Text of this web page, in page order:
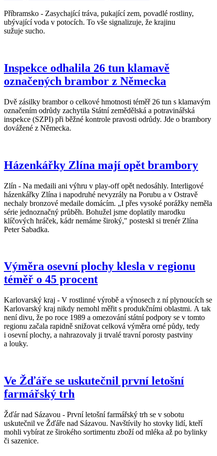
Příbramsko - Zasychající tráva, pukající zem, povadlé rostliny,
ubývající voda v potocích. To vše signalizuje, že krajinu
sužuje sucho.
Inspekce odhalila 26 tun klamavě
označených brambor z Německa
Dvě zásilky brambor o celkové hmotnosti téměř 26 tun s klamavým
označením odrůdy zachytila Státní zemědělská a potravinářská
inspekce (SZPI) při běžné kontrole pravosti odrůdy. Jde o brambory
dovážené z Německa.
Házenkářky Zlína mají opět brambory
Zlín - Na medaili ani výhru v play-off opět nedosáhly. Interligové
házenkářky Zlína i napodruhé nevyzrály na Porubu a v Ostravě
nechaly bronzové medaile domácím. „I přes vysoké porážky neměla
série jednoznačný průběh. Bohužel jsme doplatily marodku
klíčových hráček, kádr nemáme široký," posteskl si trenér Zlína
Peter Sabadka.
Výměra osevní plochy klesla v regionu
téměř o 45 procent
Karlovarský kraj - V rostlinné výrobě a výnosech z ní plynoucích se
Karlovarský kraj nikdy nemohl měřit s produkčními oblastmi. A tak
není divu, že po roce 1989 a omezování státní podpory se v tomto
regionu začala rapidně snižovat celková výměra orné půdy, tedy
i osevní plochy, a nahrazovaly ji trvalé travní porosty pastviny
a louky.
Ve Žďáře se uskutečnil první letošní
farmářský trh
Žďár nad Sázavou - První letošní farmářský trh se v sobotu
uskutečnil ve Žďáře nad Sázavou. Navštívily ho stovky lidí, kteří
mohli vybírat ze širokého sortimentu zboží od mléka až po bylinky
či sazenice.